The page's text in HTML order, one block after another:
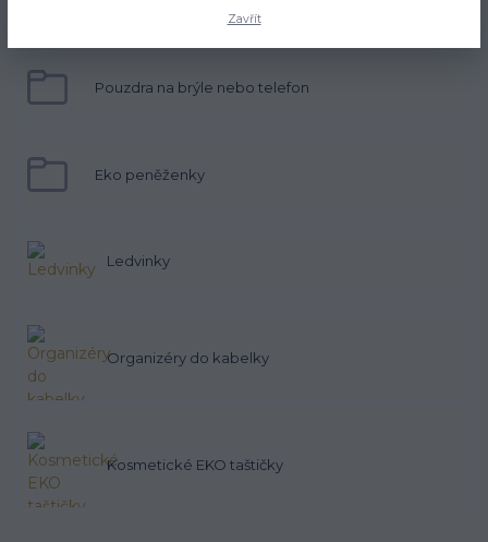
Pouzdra na brýle nebo telefon
Eko peněženky
Ledvinky
Organizéry do kabelky
Kosmetické EKO taštičky
Zavřít